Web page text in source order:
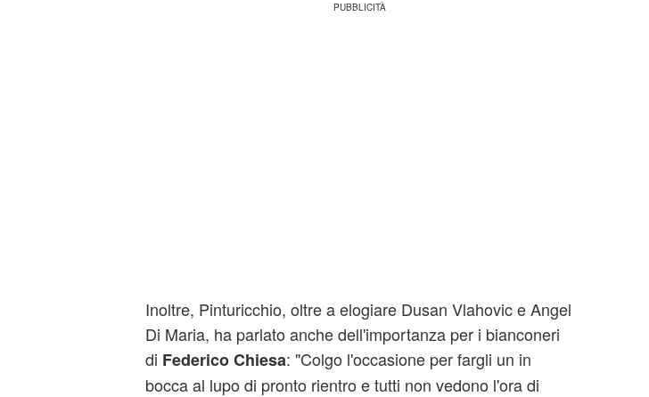
Inoltre, Pinturicchio, oltre a elogiare Dusan Vlahovic e Angel
Di Maria, ha parlato anche dell'importanza per i bianconeri
di Federico Chiesa: "Colgo l'occasione per fargli un in
bocca al lupo di pronto rientro e tutti non vedono l'ora di